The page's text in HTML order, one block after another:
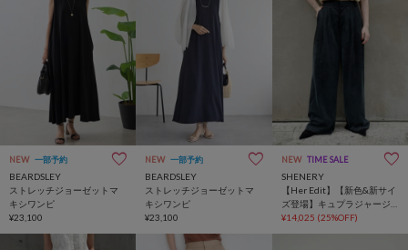
NEW 一部予約
BEARDSLEY
ストレッチジョーゼットマ
キシワンピ
¥23,100
NEW 一部予約
BEARDSLEY
ストレッチジョーゼットマ
キシワンピ
¥23,100
NEW TIME SALE
SHENERY
【Her Edit】【新色&新サイ
ズ登場】キュプラジャージ
ータックパンツ
¥14,025 (25%OFF)